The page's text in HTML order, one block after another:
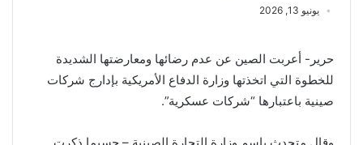
يونيو 13, 2026
حرير- أعربت الصين عن عدم رضائها ومعارضتها الشديدة
للخطوة التي اتخذتها وزارة الدفاع الأمريكية بإدارج شركات
صينية باعتبارها “شركات عسكرية”.